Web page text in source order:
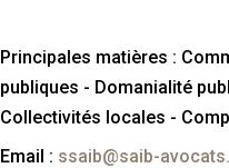
Principales matières :
publiques - Domanialité
Collectivités locales -
Email : ssaib@saib-